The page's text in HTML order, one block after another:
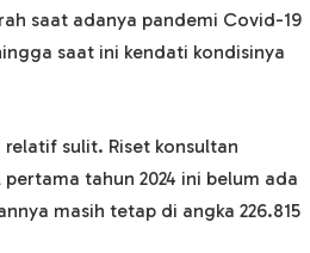
saat adanya pandemi Covid-19
saat ini kendati kondisinya
sulit. Riset konsultan
tahun 2024 ini belum ada
masih tetap di angka 226.815